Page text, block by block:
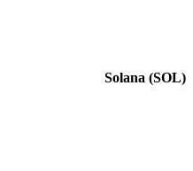
Solana (SOL)